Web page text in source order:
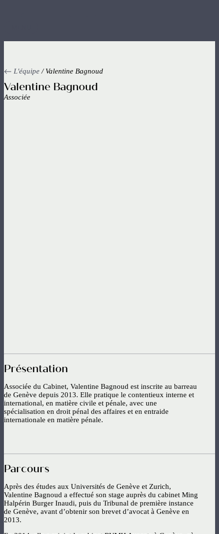
L'équipe / Valentine Bagnoud
Valentine Bagnoud
Associée
Présentation
Associée du Cabinet, Valentine Bagnoud est inscrite au barreau
de Genève depuis 2013. Elle pratique le contentieux interne et
international, en matière civile et pénale, avec une
spécialisation en droit pénal des affaires et en entraide
internationale en matière pénale.
Parcours
Après des études aux Universités de Genève et Zurich,
Valentine Bagnoud a effectué son stage auprès du cabinet Ming
Halpérin Burger Inaudi, puis du Tribunal de première instance
de Genève, avant d’obtenir son brevet d’avocat à Genève en
2013.